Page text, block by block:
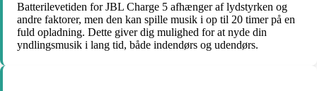
Batterilevetiden for JBL Charge 5 afhænger af lydstyrken og
andre faktorer, men den kan spille musik i op til 20 timer på en
fuld opladning. Dette giver dig mulighed for at nyde din
yndlingsmusik i lang tid, både indendørs og udendørs.